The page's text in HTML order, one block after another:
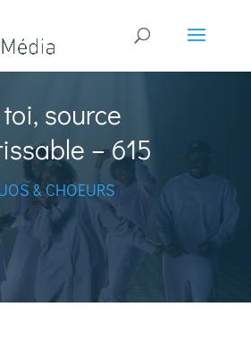
source
– 615
& CHOEURS